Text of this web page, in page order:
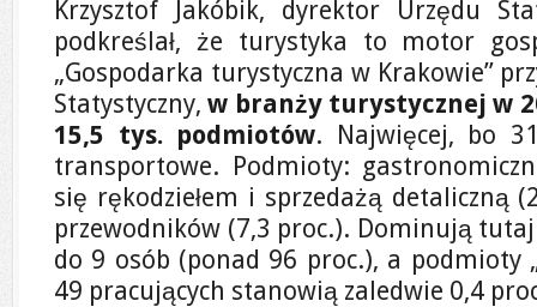
Krzysztof Jakóbik, dyrektor Urzędu
podkreślał, że turystyka to motor
„Gospodarka turystyczna w Krakowie”
Statystyczny,w branży turystycznej w
15,5 tys. podmiotów. Najwięcej, bo
transportowe. Podmioty:
się rękodziełem i sprzedażą detaliczną
przewodników (7,3 proc.). Dominują
do 9 osób (ponad 96 proc.), a podmioty
49 pracujących stanowią zaledwie 0,4